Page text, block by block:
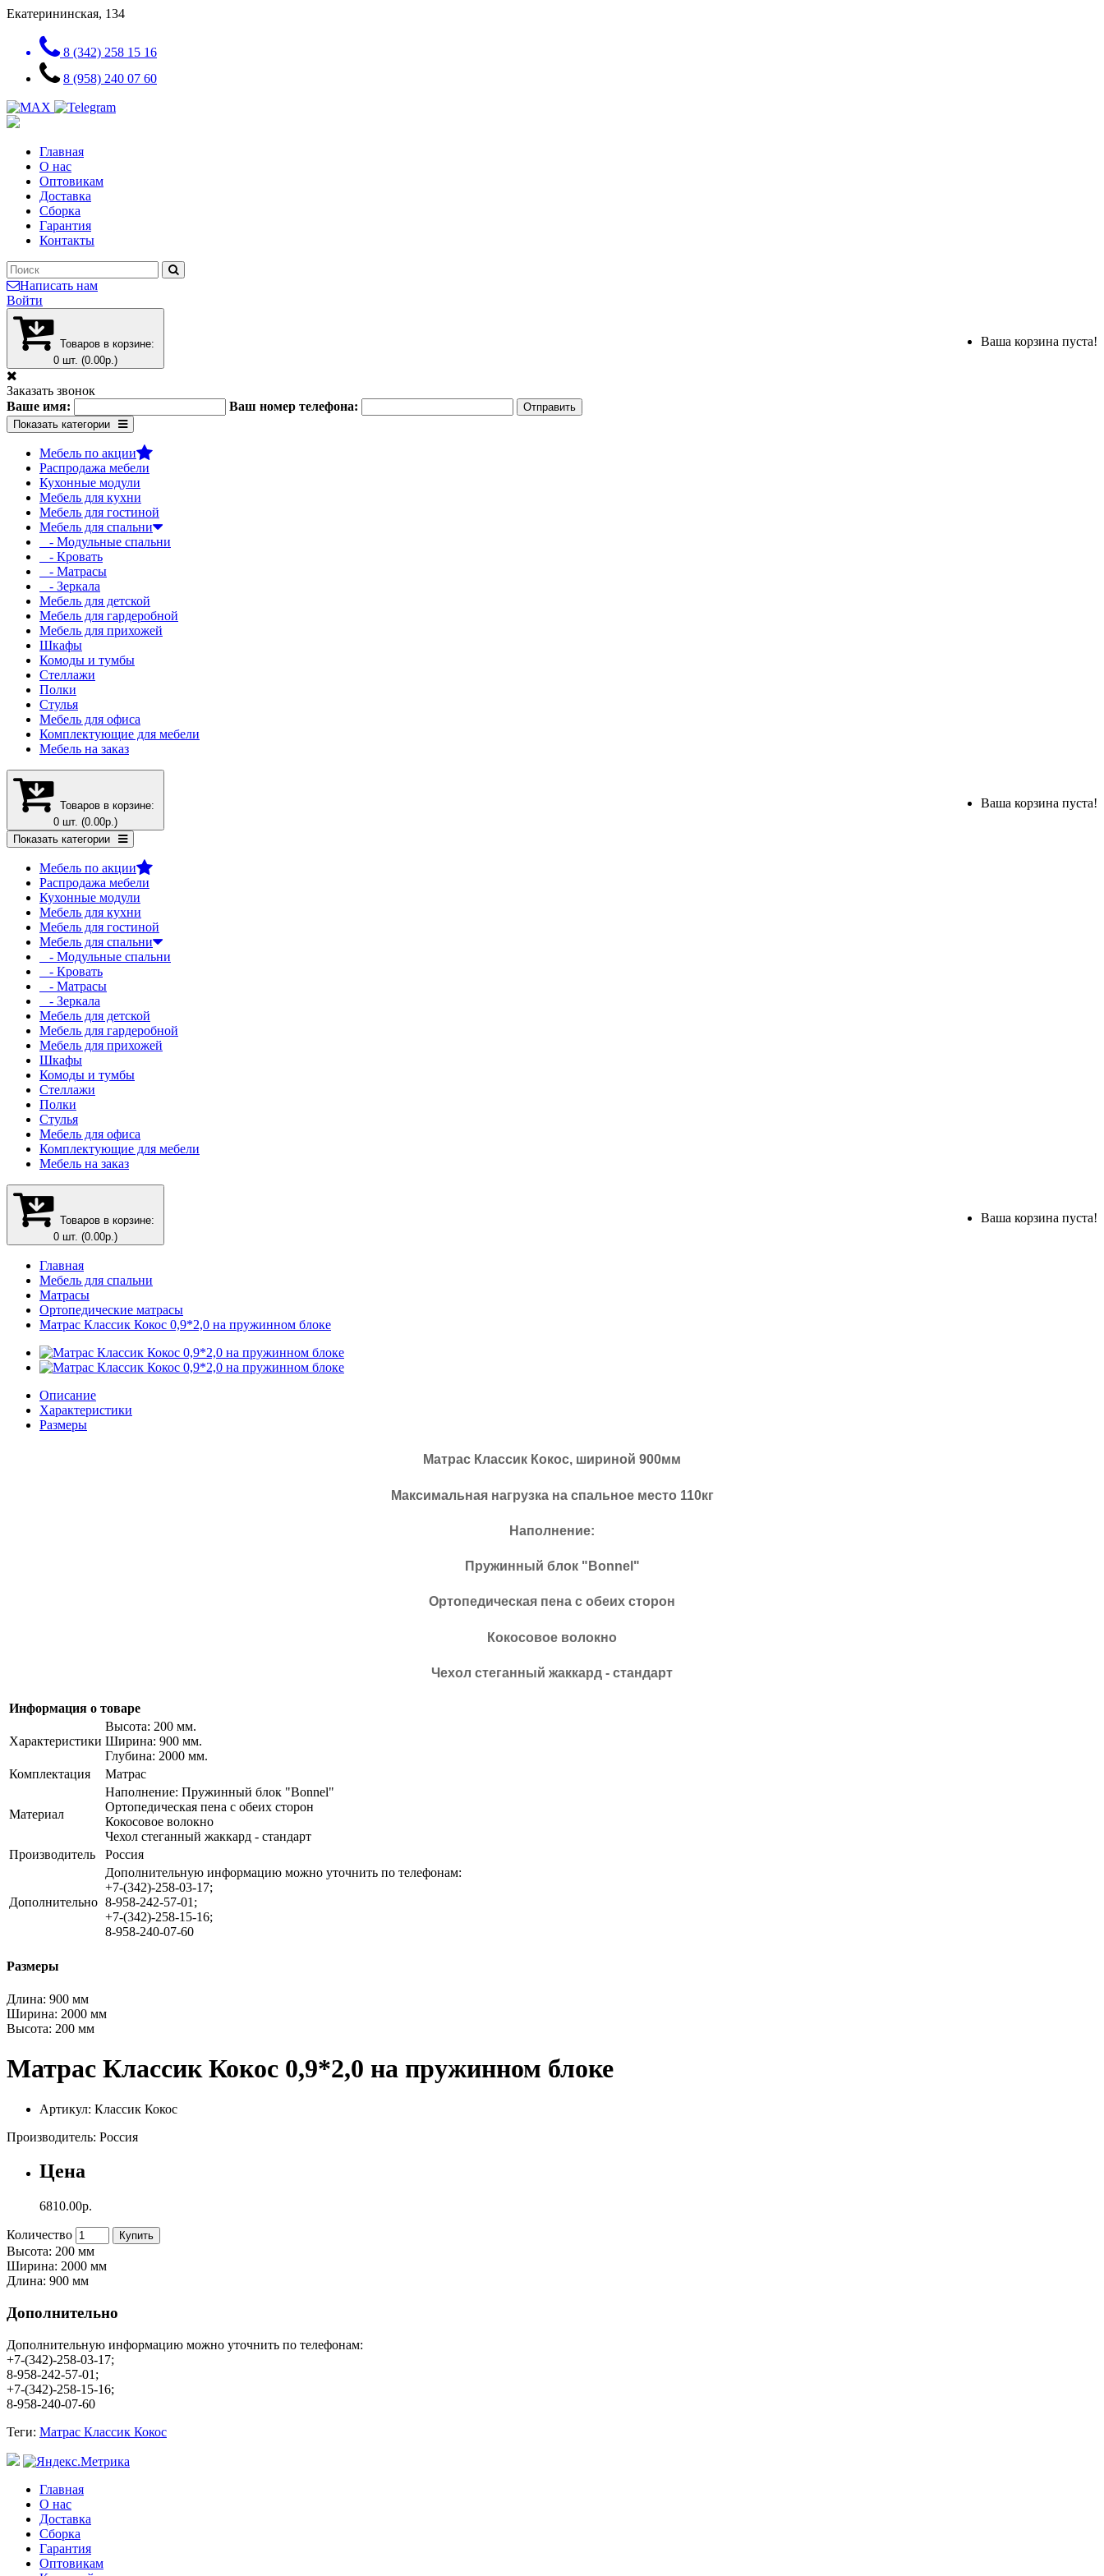
Екатерининская, 134
8 (342) 258 15 16
8 (958) 240 07 60
Главная
О нас
Оптовикам
Доставка
Сборка
Гарантия
Контакты
Написать нам
Войти
Товаров в корзине:
0 шт. (0.00р.)
Ваша корзина пуста!
Заказать звонок
Ваше имя:
Ваш номер телефона:
Показать категории
Мебель по акции
Распродажа мебели
Кухонные модули
Мебель для кухни
Мебель для гостиной
Мебель для спальни
- Модульные спальни
- Кровать
- Матрасы
- Зеркала
Мебель для детской
Мебель для гардеробной
Мебель для прихожей
Шкафы
Комоды и тумбы
Стеллажи
Полки
Стулья
Мебель для офиса
Комплектующие для мебели
Мебель на заказ
Товаров в корзине:
0 шт. (0.00р.)
Ваша корзина пуста!
Показать категории
Мебель по акции
Распродажа мебели
Кухонные модули
Мебель для кухни
Мебель для гостиной
Мебель для спальни
- Модульные спальни
- Кровать
- Матрасы
- Зеркала
Мебель для детской
Мебель для гардеробной
Мебель для прихожей
Шкафы
Комоды и тумбы
Стеллажи
Полки
Стулья
Мебель для офиса
Комплектующие для мебели
Мебель на заказ
Товаров в корзине:
0 шт. (0.00р.)
Ваша корзина пуста!
Главная
Мебель для спальни
Матрасы
Ортопедические матрасы
Матрас Классик Кокос 0,9*2,0 на пружинном блоке
Описание
Характеристики
Размеры
Матрас Классик Кокос, шириной 900мм
Максимальная нагрузка на спальное место 110кг
Наполнение:
Пружинный блок "Bonnel"
Ортопедическая пена с обеих сторон
Кокосовое волокно
Чехол стеганный жаккард - стандарт
Информация о товаре
Характеристики
Высота: 200 мм.
Ширина: 900 мм.
Глубина: 2000 мм.
Комплектация
Матрас
Материал
Наполнение: Пружинный блок "Bonnel"
Ортопедическая пена с обеих сторон
Кокосовое волокно
Чехол стеганный жаккард - стандарт
Производитель
Россия
Дополнительно
Дополнительную информацию можно уточнить по телефонам:
+7-(342)-258-03-17;
8-958-242-57-01;
+7-(342)-258-15-16;
8-958-240-07-60
Размеры
Длина: 900 мм
Ширина: 2000 мм
Высота: 200 мм
Матрас Классик Кокос 0,9*2,0 на пружинном блоке
Артикул: Классик Кокос
Производитель: Россия
Цена
6810.00р.
Количество Купить
Высота: 200 мм
Ширина: 2000 мм
Длина: 900 мм
Дополнительно
Дополнительную информацию можно уточнить по телефонам:
+7-(342)-258-03-17;
8-958-242-57-01;
+7-(342)-258-15-16;
8-958-240-07-60
Теги: Матрас Классик Кокос
Главная
О нас
Доставка
Сборка
Гарантия
Оптовикам